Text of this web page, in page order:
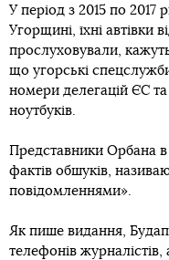
У період з 2015 по 2017
Угорщині, їхні автівки
прослуховували,
що угорські
номери делегацій ЄС та
ноутбуків.
Представники Орбана
фактів обшуків,
повідомленнями».
Як пише видання,
телефонів журналістів,